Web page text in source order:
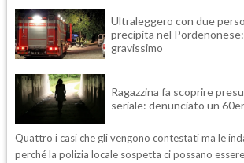
Ultraleggero con due
precipita nel
gravissimo
Ragazzina fa scoprire
seriale: denunciato un
Quattro i casi che gli vengono contestati ma le
perché la polizia locale sospetta ci possano